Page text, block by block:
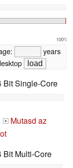
100%
years
Bit Single-Core
+
Mutasd az
Bit Multi-Core